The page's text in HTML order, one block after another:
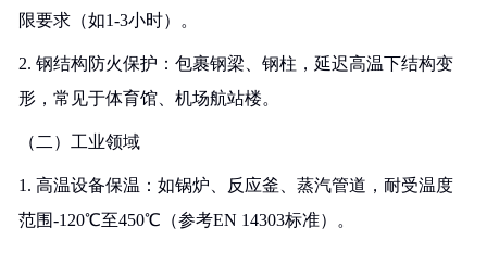
限要求（如1-3小时）。
2. 钢结构防火保护：包裹钢梁、钢柱，延迟高温下结构变
形，常见于体育馆、机场航站楼。
（二）工业领域
1. 高温设备保温：如锅炉、反应釜、蒸汽管道，耐受温度
范围-120℃至450℃（参考EN 14303标准）。